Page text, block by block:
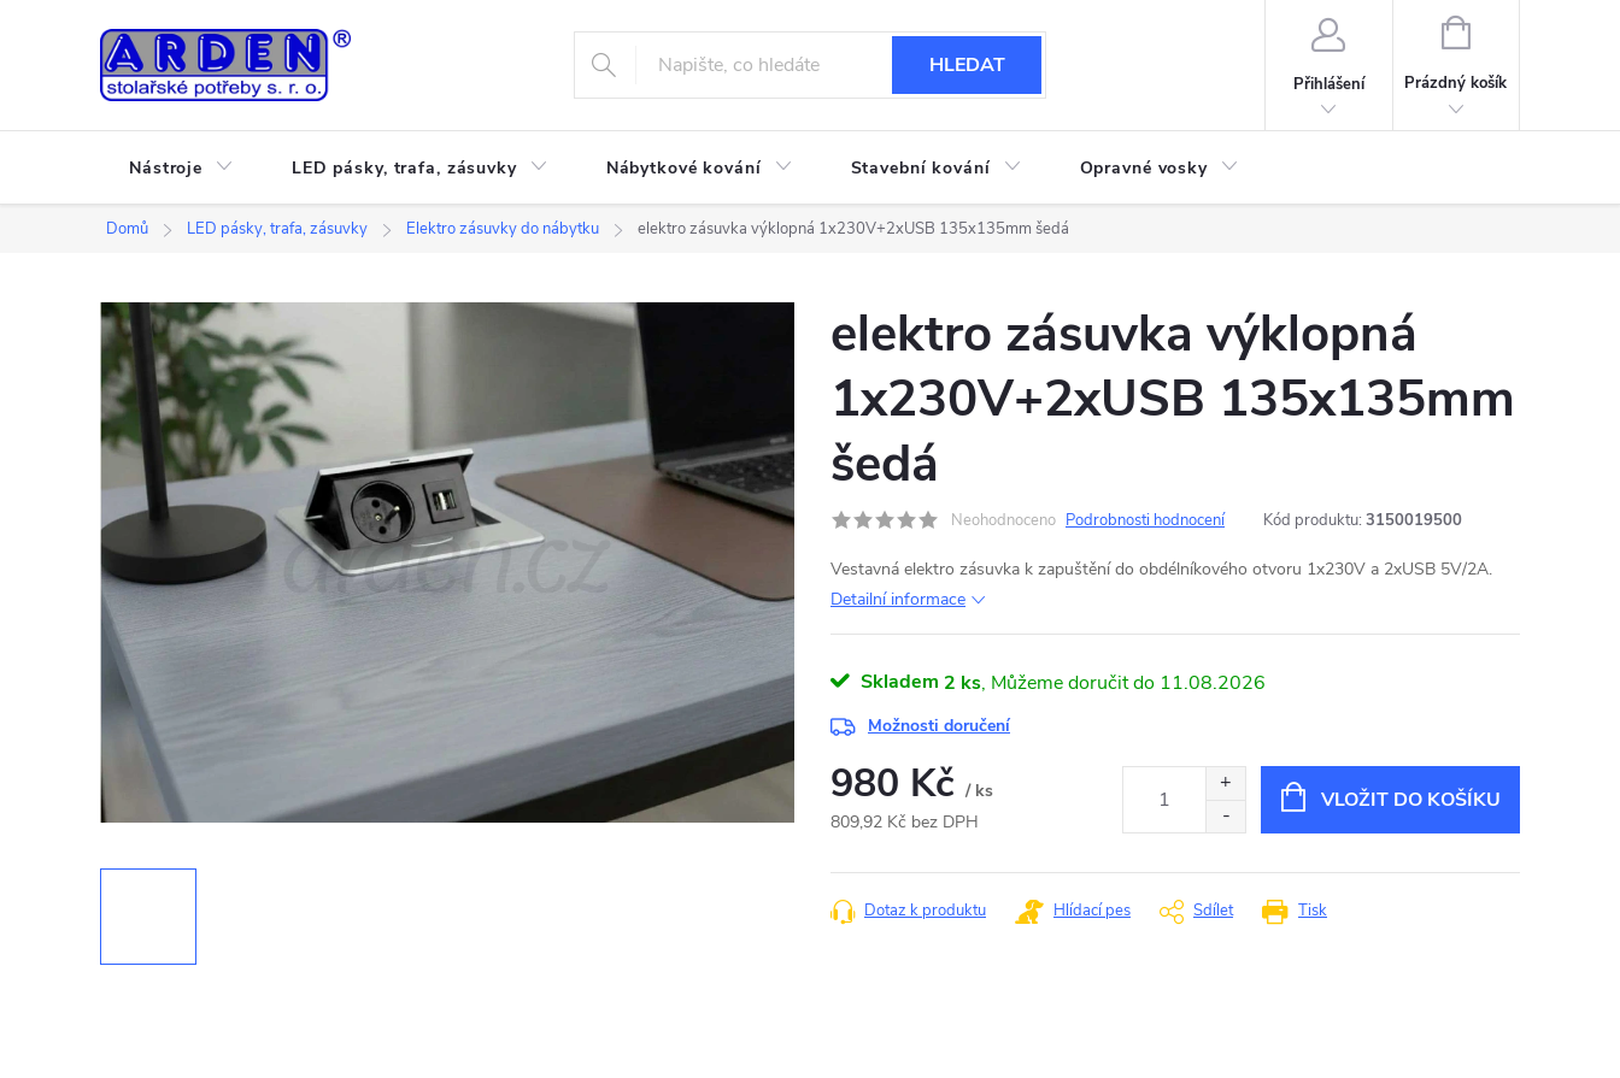
HLEDAT
Přihlášení
NÁKUPNÍ
Prázdný košík
Nástroje LED pásky, trafa, zásuvky Nábytkové kování Stavební kování Opravné vosky
Domů LED pásky, trafa, zásuvky Elektro zásuvky do nábytku elektro zásuvka výklopná 1x230V+2xUSB 135x135mm šedá
elektro zásuvka výklopná
1x230V+2xUSB 135x135mm
šedá
Neohodnoceno Podrobnosti hodnocení Kód produktu: 3150019500
Vestavná elektro zásuvka k zapuštění do obdélníkového otvoru 1x230V a 2xUSB 5V/2A.
Detailní informace
Skladem 2 ks 11.08.2026
Možnosti doručení
980 Kč / ks
809,92 Kč bez DPH
cena:
VLOŽIT DO KOŠÍKU
Tisk
Dotaz k produktu Hlídací pes Sdílet